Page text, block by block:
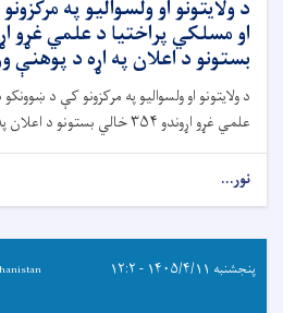
د ولایتونو او ولسوالیو په
بستونو د اعلان په اړه د پوهنې
د ولایتونو او ولسوالیو په مرکزونو کې د
علمي غړو اړوندو ۳۵۴ خالي بستونو د اعلان په اړه د پوهنې وزارت خبرتیا
نور...
پنجشنبه ۱۴۰۵/۴/۱۱ - ۱۲:۲